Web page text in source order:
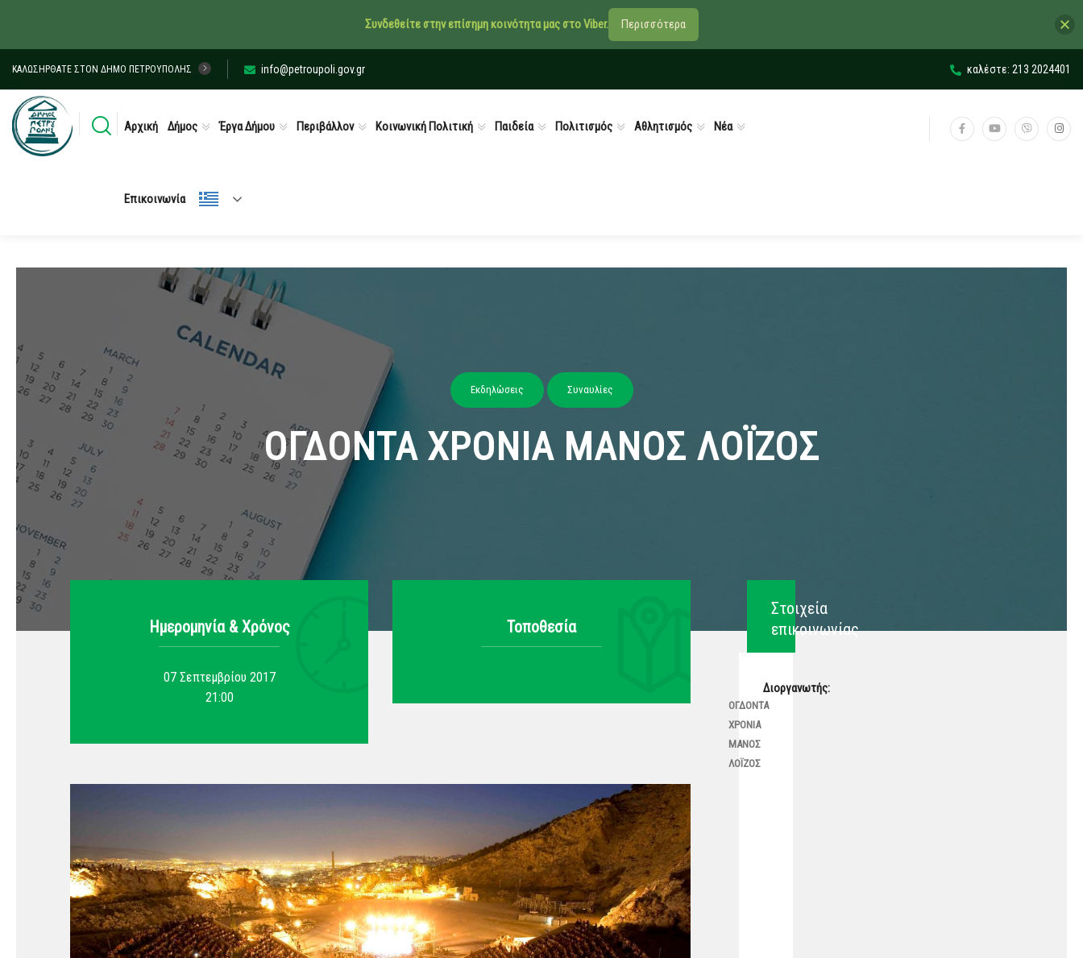
ΚΑΛΩΣΉΡΘΑΤΕ ΣΤΟΝ ΔΉΜΟ ΠΕΤΡΟΎΠΟΛΗΣ info@petroupoli.gov.gr καλέστε: 213 2024401
Αρχική Δήμος Έργα Δήμου Περιβάλλον Κοινωνική Πολιτική Παιδεία Πολιτισμός Αθλητισμός Νέα
Επικοινωνία
Εκδηλώσεις Συναυλίες
ΟΓΔΟΝΤΑ ΧΡΟΝΙΑ ΜΑΝΟΣ ΛΟΪΖΟΣ
Ημερομηνία & Xρόνος
07 Σεπτεμβρίου 2017
21:00
Τοποθεσία
Στοιχεία
επικοινωνίας
Διοργανωτής:
ΟΓΔΟΝΤΑ
ΧΡΟΝΙΑ
ΜΑΝΟΣ
ΛΟΪΖΟΣ
Συνδεθείτε στην επίσημη κοινότητα μας στο Viber. Περισσότερα